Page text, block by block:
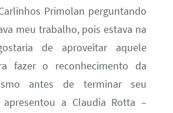
Primolan perguntando
meu trabalho, pois estava na
de aproveitar aquele
fazer o reconhecimento da
antes de terminar seu
apresentou a Claudia Rotta –